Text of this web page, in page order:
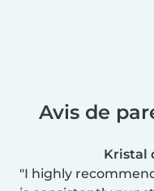
Avis de
Kristal
I highly